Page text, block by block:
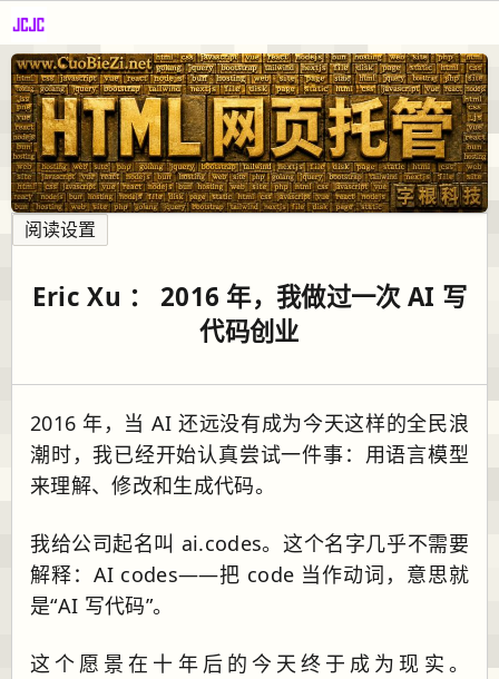
阅读设置
Eric Xu ： 2016 年，我做过一次 AI 写
代码创业
2016 年，当 AI 还远没有成为今天这样的全民浪
潮时，我已经开始认真尝试一件事：用语言模型
来理解、修改和生成代码。
我给公司起名叫 ai.codes。这个名字几乎不需要
解释：AI codes——把 code 当作动词，意思就
是“AI 写代码”。
这个愿景在十年后的今天终于成为现实。